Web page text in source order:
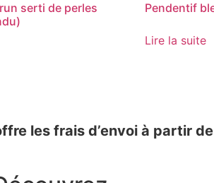
serti de perles
Pendentif
Lire la suite
les frais d’envoi à partir